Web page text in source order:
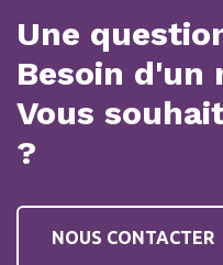
Une
Besoin d'un
Vous
?
NOUS CONTACTER